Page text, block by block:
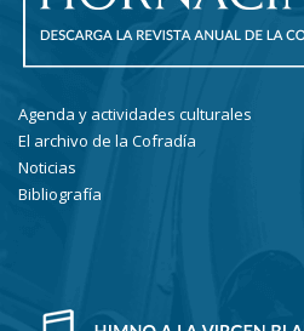
Agenda y actividades culturales
El archivo de la Cofradía
Noticias
Bibliografía